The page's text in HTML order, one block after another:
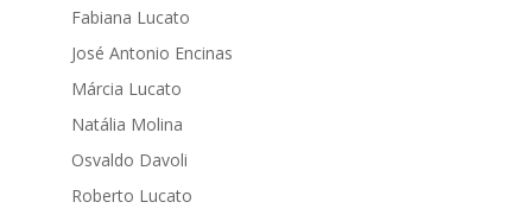
Fabiana Lucato
José Antonio Encinas
Márcia Lucato
Natália Molina
Osvaldo Davoli
Roberto Lucato